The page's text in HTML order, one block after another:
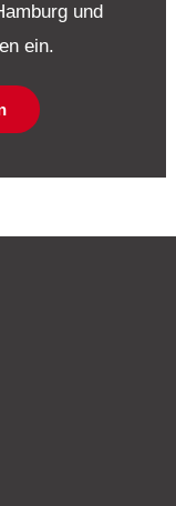
und
ein.